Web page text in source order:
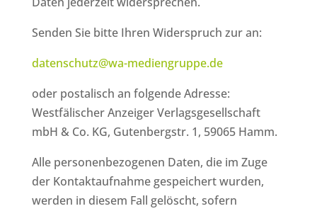
Senden Sie bitte Ihren Widerspruch zur an:
datenschutz@wa-mediengruppe.de
oder postalisch an folgende Adresse:
Westfälischer Anzeiger Verlagsgesellschaft
mbH & Co. KG, Gutenbergstr. 1, 59065 Hamm.
Alle personenbezogenen Daten, die im Zuge
der Kontaktaufnahme gespeichert wurden,
werden in diesem Fall gelöscht, sofern